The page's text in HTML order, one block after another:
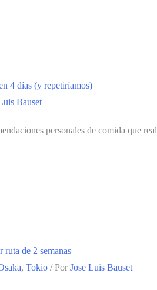
4 días (y repetiríamos)
Bauset
personales de comida que
ruta de 2 semanas
, Tokio / Por Jose Luis Bauset